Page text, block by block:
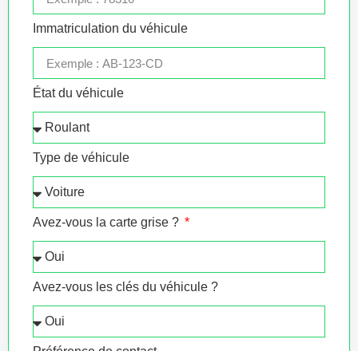
Immatriculation du véhicule
État du véhicule
Type de véhicule
Avez-vous la carte grise ?
Avez-vous les clés du véhicule ?